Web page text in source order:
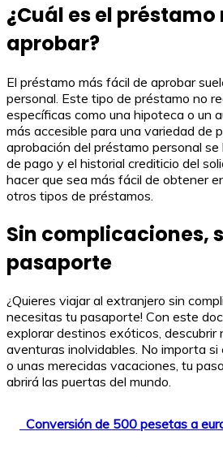
¿Cuál es el
aprobar?
El préstamo más fácil de aprobar
personal. Este tipo de préstamo no
específicas como una hipoteca o un
más accesible para una variedad de
aprobación del préstamo personal
de pago y el historial crediticio del
hacer que sea más fácil de obtener
otros tipos de préstamos.
Sin complicaciones,
pasaporte
¿Quieres viajar al extranjero sin
necesitas tu pasaporte! Con este
explorar destinos exóticos, descubrir
aventuras inolvidables. No importa si
o unas merecidas vacaciones, tu
abrirá las puertas del mundo.
Conversión de 500 pesetas a